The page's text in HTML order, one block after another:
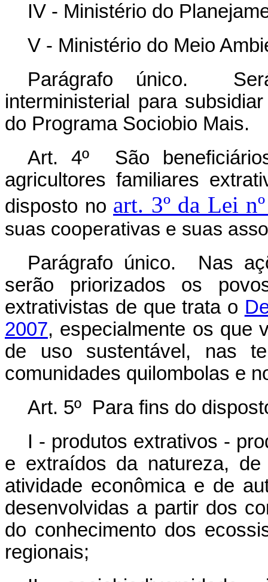
IV - Ministério do
V - Ministério do Meio
Parágrafo único.
interministerial para
do Programa Sociobio Mais.
Art. 4º São
agricultores familiares
disposto no art. 3º da Lei
suas cooperativas e suas
Parágrafo único. Nas
serão priorizados os
extrativistas de que trata o
2007, especialmente os que
de uso sustentável, nas
comunidades quilombolas e
Art. 5º Para fins do
I - produtos extrativos -
e extraídos da natureza,
atividade econômica e de
desenvolvidas a partir dos
do conhecimento dos
regionais;